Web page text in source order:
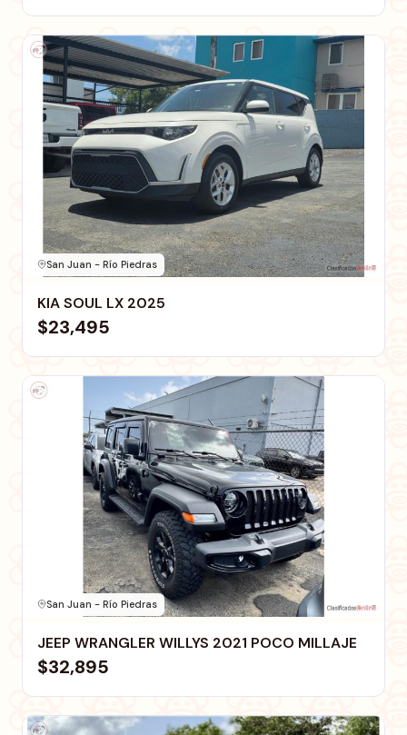
San Juan - Río Piedras
KIA SOUL LX 2025
$23,495
San Juan - Río Piedras
JEEP WRANGLER WILLYS 2021 POCO MILLAJE
$32,895